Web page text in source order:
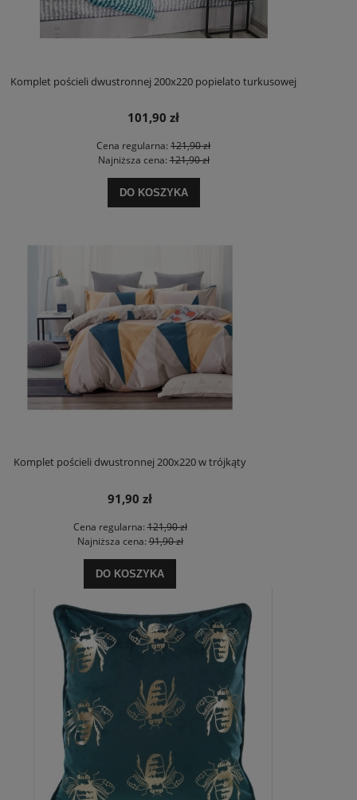
Komplet pościeli dwustronnej 200x220 popielato turkusowej
101,90 zł
Cena regularna: 121,90 zł
Najniższa cena:121,90 zł
DO KOSZYKA
Komplet pościeli dwustronnej 200x220 w trójkąty
91,90 zł
Cena regularna:121,90 zł
Najniższa cena:91,90 zł
DO KOSZYKA